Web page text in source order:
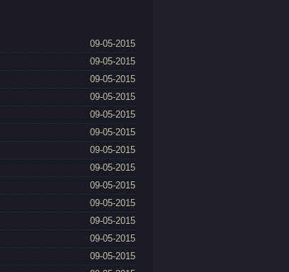
09-05-2015
09-05-2015
09-05-2015
09-05-2015
09-05-2015
09-05-2015
09-05-2015
09-05-2015
09-05-2015
09-05-2015
09-05-2015
09-05-2015
09-05-2015